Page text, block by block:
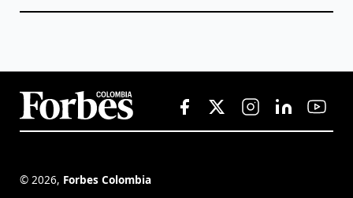
© 2026, Forbes Colombia